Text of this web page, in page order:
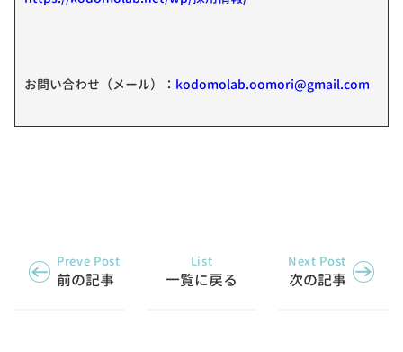
お問い合わせ（メール）： kodomolab.oomori@gmail.com
Preve Post
前の記事
List
一覧に戻る
Next Post
次の記事